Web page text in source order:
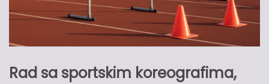
Rad sa sportskim koreografima,